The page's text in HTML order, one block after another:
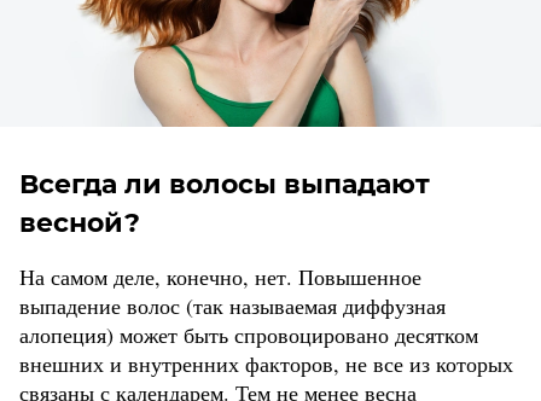
Всегда ли волосы выпадают
весной?
На самом деле, конечно, нет. Повышенное
выпадение волос (так называемая диффузная
алопеция) может быть спровоцировано десятком
внешних и внутренних факторов, не все из которых
связаны с календарем. Тем не менее весна